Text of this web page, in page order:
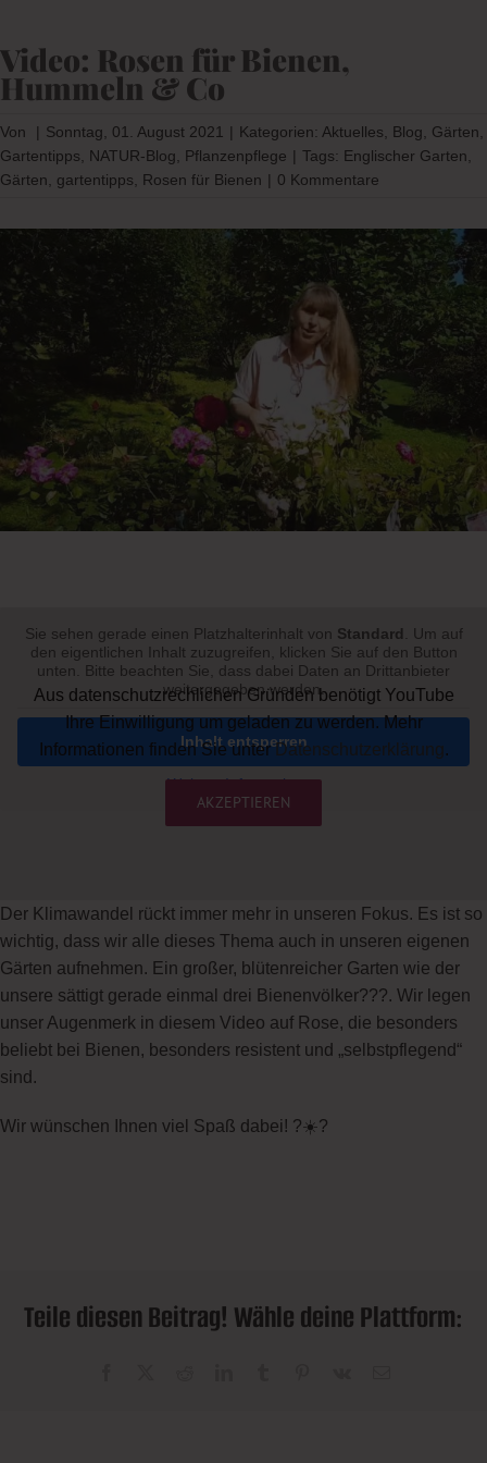
Video: Rosen für Bienen,
Hummeln & Co
Von | Sonntag, 01. August 2021 | Kategorien: Aktuelles Blog Gärten
Gartentipps
NATUR-Blog Pflanzenpflege | Tags: Englischer Garten
Gärten
gartentipps Rosen für Bienen | 0 Kommentare
grösseres
Bild
Sie sehen gerade einen Platzhalterinhalt von Standard . Um auf
den eigentlichen Inhalt zuzugreifen, klicken Sie auf den Button
unten. Bitte beachten Sie, dass dabei Daten an Drittanbieter
weitergegeben werden.
Inhalt entsperren
Weitere Informationen
Aus datenschutzrechlichen Gründen benötigt YouTube
Ihre Einwilligung um geladen zu werden. Mehr
Informationen finden Sie unterDatenschutzerklärung.
AKZEPTIEREN
Der Klimawandel rückt immer mehr in unseren Fokus. Es ist so
wichtig, dass wir alle dieses Thema auch in unseren eigenen
Gärten aufnehmen. Ein großer, blütenreicher Garten wie der
unsere sättigt gerade einmal drei Bienenvölker???. Wir legen
unser Augenmerk in diesem Video auf Rose, die besonders
beliebt bei Bienen, besonders resistent und „selbstpflegend“
sind.
Wir wünschen Ihnen viel Spaß dabei! ?☀️?
Teile diesen Beitrag! Wähle deine Plattform: